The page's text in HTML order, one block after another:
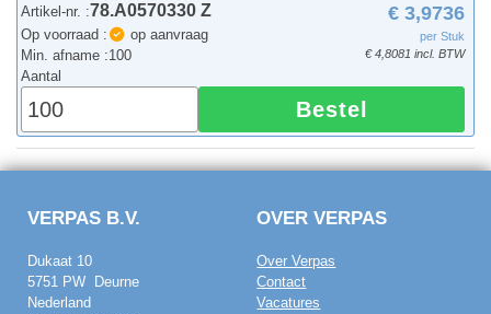
Artikel-nr. :78.A0570330 Z
Op voorraad :
op aanvraag
Min. afname :100
€ 3,9736
per Stuk
€ 4,8081 incl. BTW
Aantal
Bestel
VERPAS B.V.
Dukaat 10
5751 PW Deurne
Nederland
OVER VERPAS
Over Verpas
Contact
Vacatures